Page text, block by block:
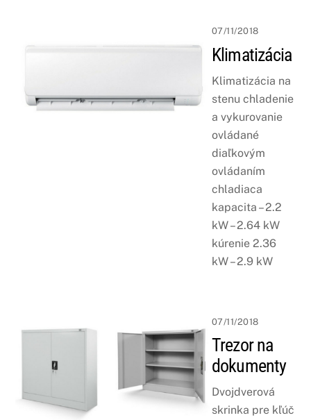
07/11/2018
Klimatizácia
Klimatizácia na
stenu chladenie
a vykurovanie
ovládané
diaľkovým
ovládaním
chladiaca
kapacita – 2.2
kW – 2.64 kW
kúrenie 2.36
kW – 2.9 kW
07/11/2018
Trezor na
dokumenty
Dvojdverová
skrinka pre kľúč